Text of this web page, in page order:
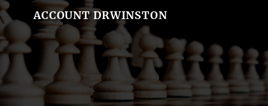
ACCOUNT DRWINSTON